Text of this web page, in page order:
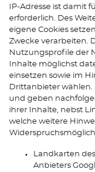
IP-Adresse ist damit
erforderlich. Des
eigene Cookies
Zwecke verarbeiten.
Nutzungsprofile der
Inhalte möglichst
einsetzen sowie im
Drittanbieter
und geben
ihrer Inhalte, nebst
welche weitere
Landkarten
Anbieters